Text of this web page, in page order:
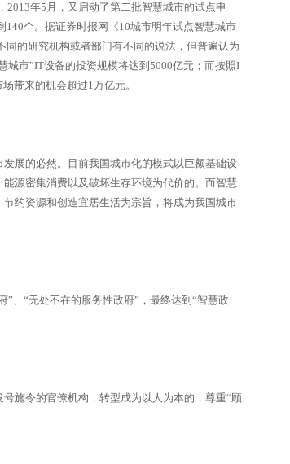
年5月，又启动了第二批智慧城市的试点申
个。据证券时报网《10城市明年试点智慧城市
的研究机构或者部门有不同的说法，但普遍认为
城市”IT设备的投资规模将达到5000亿元；而按照I
带来的机会超过1万亿元。
展的必然。目前我国城市化的模式以巨额基础设
源密集消费以及破坏生存环境为代价的。而智慧
约资源和创造宜居生活为宗旨，将成为我国城市
“无处不在的服务性政府”，最终达到“智慧政
施令的官僚机构，转型成为以人为本的，尊重“顾